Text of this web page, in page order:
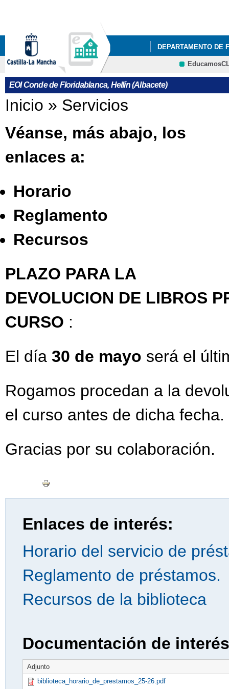
DEPARTAMENTO DE
NUESTRO CENTRO
DEPARTAMENTO DE
EOI Conde de Floridablanca, Hellín (Albacete)
Se encuentra usted aquí
Inicio » Servicios
Véanse, más abajo, los
enlaces a:
Horario
Reglamento
Recursos
PLAZO PARA LA
DEVOLUCION DE LIBROS
CURSO :
El día 30 de mayo será el
Rogamos procedan a la
el curso antes de dicha fecha.
Gracias por su colaboración.
Enlaces de interés:
Horario del servicio de
Reglamento de préstamos.
Recursos de la biblioteca
Documentación de
Adjunto
biblioteca_horario_de_prestamos_25-26.pdf